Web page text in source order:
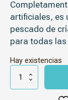
artificiales, es
pescado de
para todas las
Hay existencias
Porta
21